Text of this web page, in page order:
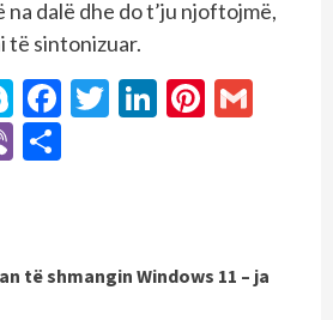
dalë dhe do t’ju ​​njoftojmë,
të sintonizuar.
SkypeFacebook
Twitter
LinkedIn
Viber
të shmangin Windows 11 – ja